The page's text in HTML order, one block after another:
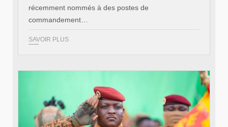
récemment nommés à des postes de
commandement…
SAVOIR PLUS